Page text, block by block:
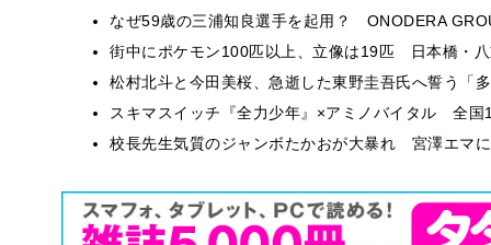
なぜ59歳の三浦知良選手を起用？ ONODERA
街中にポケモン100匹以上、立像は19匹 日本橋・
松村北斗と今田美桜、急逝した東野圭吾氏へ誓う「
スキマスイッチ『全力少年』×アミノバイタル 全国
校長先生気質のジャンボたかおが大暴れ 宮澤エマ